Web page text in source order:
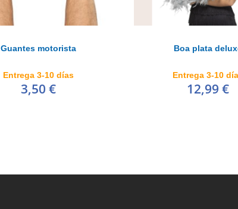
Guantes motorista
Entrega 3-10 días
3,50 €
Boa plata
Entrega 3-10
12,99 €